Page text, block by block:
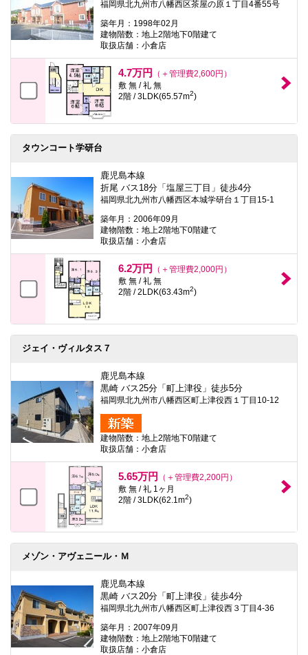
福岡県北九州市八幡西区茶屋の原１丁目4番55号
築年月：1998年02月
建物階数：地上2階地下0階建て
取扱店舗：小倉店
4.7万円
（＋管理費2,600円）
敷 無 / 礼 無
2階 / 3LDK(65.57m2)
タウンコート学研台
鹿児島本線
折尾 バス18分「塩屋三丁目」徒歩4分
福岡県北九州市八幡西区本城学研台１丁目15-1
築年月：2006年09月
建物階数：地上2階地下0階建て
取扱店舗：小倉店
6.2万円
（＋管理費2,000円）
敷 無 / 礼 無
2階 / 2LDK(63.43m2)
ジェイ・ヴィルタス７
鹿児島本線
黒崎 バス25分「町上津役」徒歩5分
福岡県北九州市八幡西区町上津役西１丁目10-12
建物階数：地上2階地下0階建て
取扱店舗：小倉店
5.65万円
（＋管理費2,200円）
敷 無 / 礼 1ヶ月
2階 / 3LDK(62.1m2)
メゾン・アヴェニール・Ｍ
鹿児島本線
黒崎 バス20分「町上津役」徒歩4分
福岡県北九州市八幡西区町上津役西３丁目4-36
築年月：2007年09月
建物階数：地上2階地下0階建て
取扱店舗：小倉店